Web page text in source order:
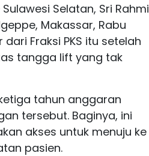
Selatan, Sri Rahmi
Makassar, Rabu
Fraksi PKS itu setelah
tangga lift yang tak
tahun anggaran
tersebut. Baginya, ini
akses untuk menuju ke
pasien.